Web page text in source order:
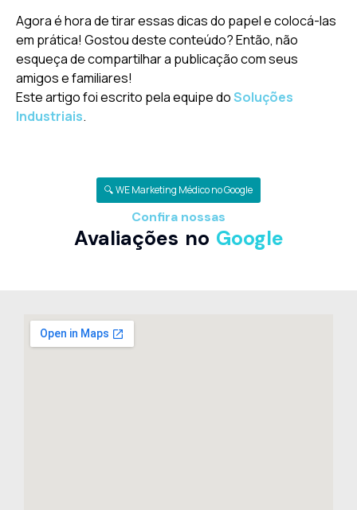
Agora é hora de tirar essas dicas do papel e colocá-las
em prática! Gostou deste conteúdo? Então, não
esqueça de compartilhar a publicação com seus
amigos e familiares!
Este artigo foi escrito pela equipe doSoluções
Industriais.
🔍 WE Marketing Médico no Google
Confira nossas
Avaliações no Google